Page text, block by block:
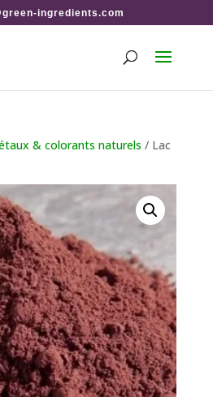
ingredients.com
& colorants naturels / Lac